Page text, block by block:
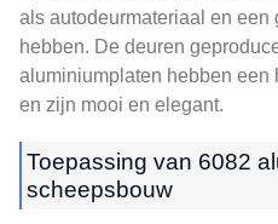
als autodeurmateriaal en een
hebben. De deuren
aluminiumplaten hebben een
en zijn mooi en elegant.
Toepassing van 6082
scheepsbouw